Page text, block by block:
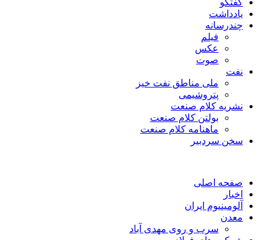
یادداشت
چندرسانه
فیلم
عکس
صوت
نفت
ملی مناطق نفت خیز
پتروشیمی
نشریه کلام صنعت
بولتن کلام صنعت
ماهنامه کلام صنعت
سخن سردبیر
صفحه اصلی
اخبار
آلومینیوم ایران
معدن
سرب و روی مهدی آباد